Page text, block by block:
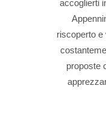
accoglierti
riscoperto e
proposte